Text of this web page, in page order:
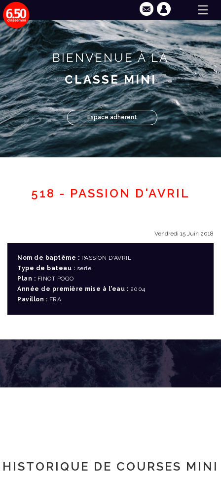
BIENVENUE À LA
CLASSE MINI
Espace adhérent
518 - PASSION D'AVRIL
Vendredi 15 Juin 2018
Nom de baptême : PASSION D'AVRIL
Type de bateau : serie
Plan : FINOT POGO
Année de première mise à l'eau : 2004
Pavillon : FRA
HISTORIQUE DE COURSES MINI